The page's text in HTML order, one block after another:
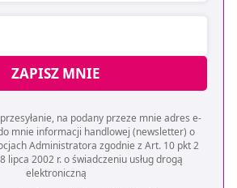
ZAPISZ MNIE
na podany przeze mnie adres e-
mnie informacji handlowej (newsletter) o
Administratora zgodnie z Art. 10 pkt 2
lipca 2002 r. o świadczeniu usług drogą
elektroniczną